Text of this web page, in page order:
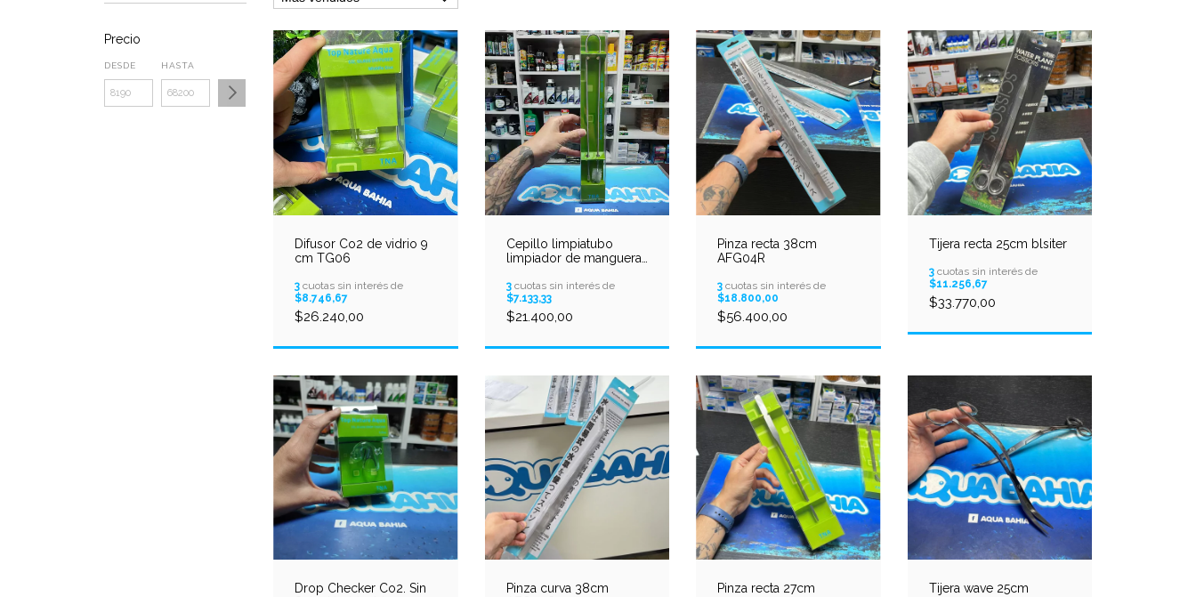
Precio
DESDE HASTA
Difusor Co2 de vidrio 9
cm TG06
3 cuotas sin interés de
$8.746,67
$26.240,00
Cepillo limpiatubo
limpiador de mangueras
3cuotas sin interés de
$7.133,33
$21.400,00
Pinza recta 38cm
AFG04R
3 cuotas sin interés de
$18.800,00
$56.400,00
Tijera recta 25cm blsiter
3cuotas sin interés de
$11.256,67
$33.770,00
Drop Checker Co2. Sin
Pinza curva 38cm
Pinza recta 27cm Tijera wave 25cm